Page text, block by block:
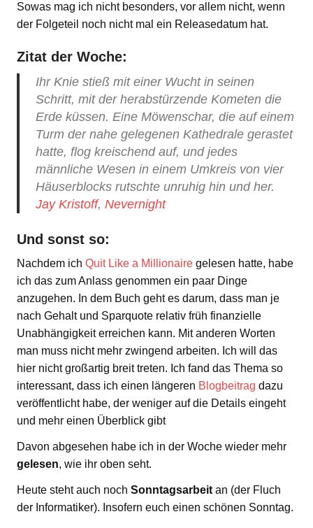
Sowas mag ich nicht besonders, vor allem nicht, wenn
der Folgeteil noch nicht mal ein Releasedatum hat.
Zitat der Woche:
Ihr Knie stieß mit einer Wucht in seinen
Schritt, mit der herabstürzende Kometen die
Erde küssen. Eine Möwenschar, die auf einem
Turm der nahe gelegenen Kathedrale gerastet
hatte, flog kreischend auf, und jedes
männliche Wesen in einem Umkreis von vier
Häuserblocks rutschte unruhig hin und her.
Jay Kristoff, Nevernight
Und sonst so:
Nachdem ich Quit Like a Millionaire gelesen hatte, habe
ich das zum Anlass genommen ein paar Dinge
anzugehen. In dem Buch geht es darum, dass man je
nach Gehalt und Sparquote relativ früh finanzielle
Unabhängigkeit erreichen kann. Mit anderen Worten
man muss nicht mehr zwingend arbeiten. Ich will das
hier nicht großartig breit treten. Ich fand das Thema so
interessant, dass ich einen längeren Blogbeitrag dazu
veröffentlicht habe, der weniger auf die Details eingeht
und mehr einen Überblick gibt
Davon abgesehen habe ich in der Woche wieder mehr
gelesen, wie ihr oben seht.
Heute steht auch noch Sonntagsarbeit an (der Fluch
der Informatiker). Insofern euch einen schönen Sonntag.